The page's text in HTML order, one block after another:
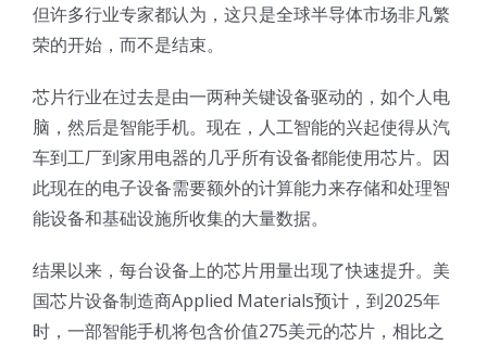
但许多行业专家都认为，这只是全球半导体市场非凡繁
荣的开始，而不是结束。
芯片行业在过去是由一两种关键设备驱动的，如个人电
脑，然后是智能手机。现在，人工智能的兴起使得从汽
车到工厂到家用电器的几乎所有设备都能使用芯片。因
此现在的电子设备需要额外的计算能力来存储和处理智
能设备和基础设施所收集的大量数据。
结果以来，每台设备上的芯片用量出现了快速提升。美
国芯片设备制造商Applied Materials预计，到2025年
时，一部智能手机将包含价值275美元的芯片，相比之